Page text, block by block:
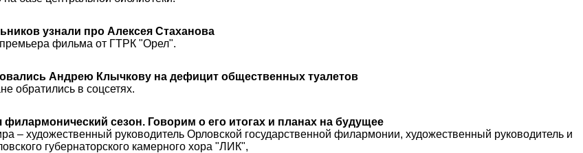
узнали про Алексея Стаханова
фильма от ГТРК "Орел".
Андрею Клычкову на дефицит общественных туалетов
обратились в соцсетях.
филармонический сезон. Говорим о его итогах и планах на будущее
– художественный руководитель Орловской государственной филармонии, художественный руководитель и
губернаторского камерного хора "ЛИК",